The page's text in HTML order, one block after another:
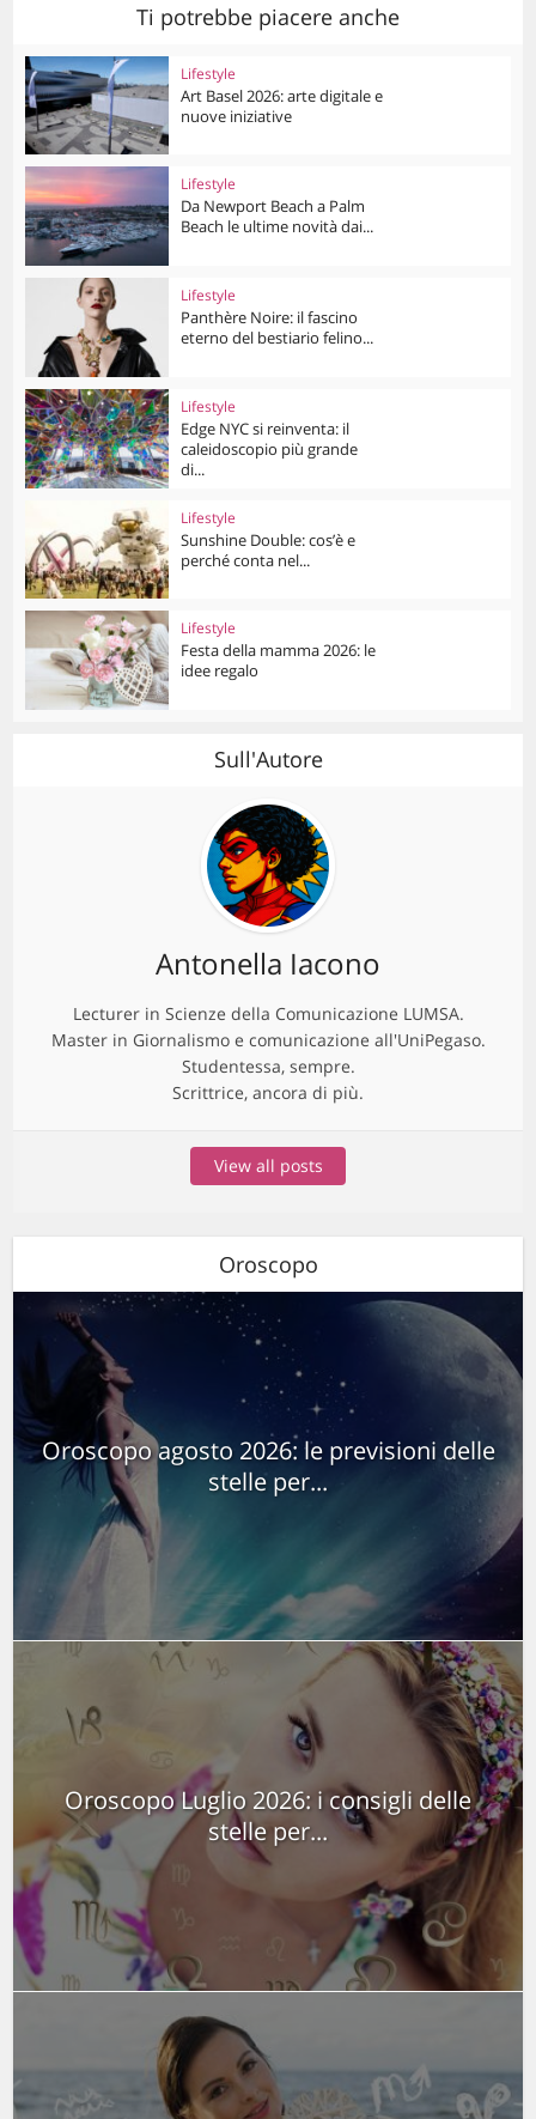
Ti potrebbe piacere anche
Lifestyle
Art Basel 2026: arte digitale e
nuove iniziative
Lifestyle
Da Newport Beach a Palm
Beach le ultime novità dai...
Lifestyle
Panthère Noire: il fascino
eterno del bestiario felino...
Lifestyle
Edge NYC si reinventa: il
caleidoscopio più grande
di...
Lifestyle
Sunshine Double: cos’è e
perché conta nel...
Lifestyle
Festa della mamma 2026: le
idee regalo
Sull'Autore
Antonella Iacono
Lecturer in Scienze della Comunicazione LUMSA.
Master in Giornalismo e comunicazione all'UniPegaso.
Studentessa, sempre.
Scrittrice, ancora di più.
View all posts
Oroscopo
Oroscopo agosto 2026: le previsioni delle
stelle per...
Oroscopo Luglio 2026: i consigli delle
stelle per...